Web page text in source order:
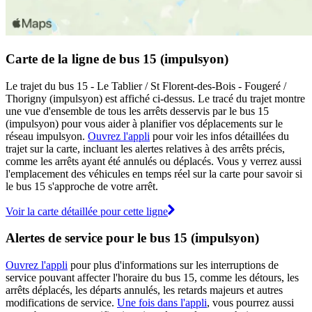
Carte de la ligne de bus 15 (impulsyon)
Le trajet du bus 15 - Le Tablier / St Florent-des-Bois - Fougeré /
Thorigny (impulsyon) est affiché ci-dessus. Le tracé du trajet montre
une vue d'ensemble de tous les arrêts desservis par le bus 15
(impulsyon) pour vous aider à planifier vos déplacements sur le
réseau impulsyon. Ouvrez l'appli pour voir les infos détaillées du
trajet sur la carte, incluant les alertes relatives à des arrêts précis,
comme les arrêts ayant été annulés ou déplacés. Vous y verrez aussi
l'emplacement des véhicules en temps réel sur la carte pour savoir si
le bus 15 s'approche de votre arrêt.
Voir la carte détaillée pour cette ligne
Alertes de service pour le bus 15 (impulsyon)
Ouvrez l'appli pour plus d'informations sur les interruptions de
service pouvant affecter l'horaire du bus 15, comme les détours, les
arrêts déplacés, les départs annulés, les retards majeurs et autres
modifications de service. Une fois dans l'appli, vous pourrez aussi